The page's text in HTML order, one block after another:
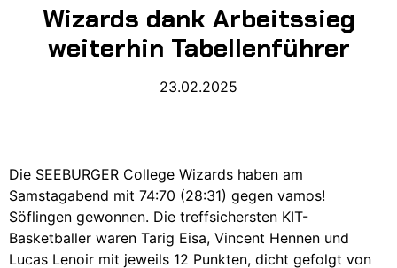
Wizards dank Arbeitssieg
weiterhin Tabellenführer
23.02.2025
Die SEEBURGER College Wizards haben am
Samstagabend mit 74:70 (28:31) gegen vamos!
Söflingen gewonnen. Die treffsichersten KIT-
Basketballer waren Tarig Eisa, Vincent Hennen und
Lucas Lenoir mit jeweils 12 Punkten, dicht gefolgt von